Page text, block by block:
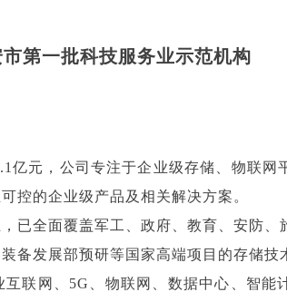
第一批科技服务业示范机构
元，公司专注于企业级存储、物联网
控的企业级产品及相关解决方案。
全面覆盖军工、政府、教育、安防、
备发展部预研等国家高端项目的存储技
联网、5G、物联网、数据中心、智能